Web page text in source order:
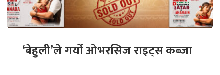
‘बेहुली’ले गर्यो ओभरसिज राइट्स कब्जा